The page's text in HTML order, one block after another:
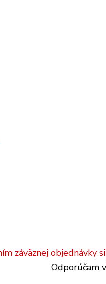
záväznej objednávky
Odporúčam